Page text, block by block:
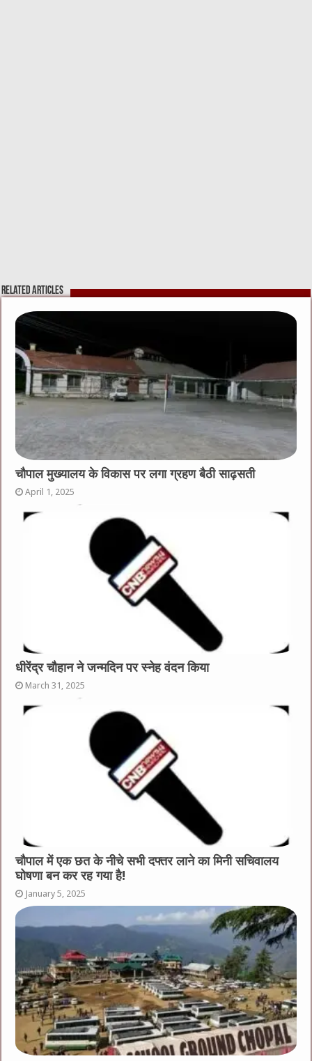
Related Articles
चौपाल मुख्यालय के विकास पर लगा ग्रहण बैठी साढ़सती
April 1, 2025
धीरेंद्र चौहान ने जन्मदिन पर स्नेह वंदन किया
March 31, 2025
चौपाल में एक छत के नीचे सभी दफ्तर लाने का मिनी सचिवालय
घोषणा बन कर रह गया है!
January 5, 2025